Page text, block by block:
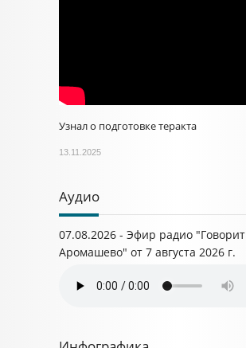
Узнал о подготовке теракта
13.11.2025
Аудио
07.08.2026 - Эфир радио "Говорит
Аромашево" от 7 августа 2026 г.